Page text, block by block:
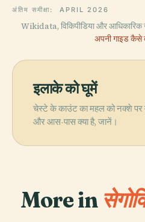
अंतिम समीक्षा: APRIL 2026
Wikidata, विकिपीडिया और आधिकारिक
अपनी गाइड कैसे
इलाके को घूमें
चेस्टे के काउंट का महल को नक्शे
और आस-पास क्या है, जानें।
More in